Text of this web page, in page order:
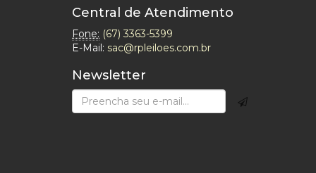
Central de Atendimento
Fone: (67) 3363-5399
E-Mail: sac@rpleiloes.com.br
Newsletter